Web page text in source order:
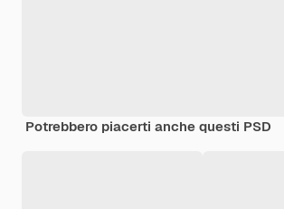
Potrebbero piacerti anche questi PSD